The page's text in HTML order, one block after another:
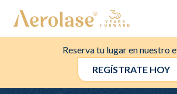
Reserva tu lugar en nuestro
REGÍSTRATE HOY